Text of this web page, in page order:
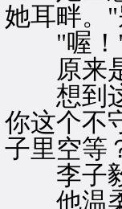
她耳畔。
"喔！"
原来是
想到这
你这个不
子里空等
李子毅
他温柔